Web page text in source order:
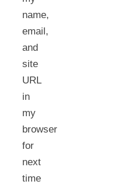
name,
email,
and
site
URL
in
my
browser
for
next
time